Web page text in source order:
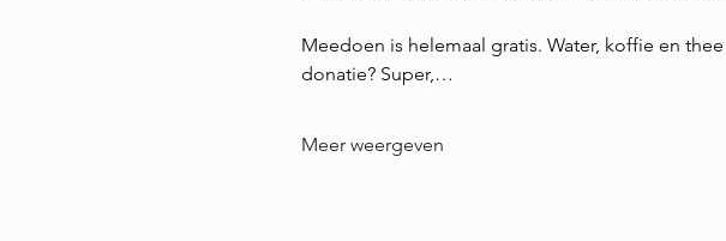
Meedoen is helemaal gratis. Water, koffie en
donatie? Super,…
Meer weergeven